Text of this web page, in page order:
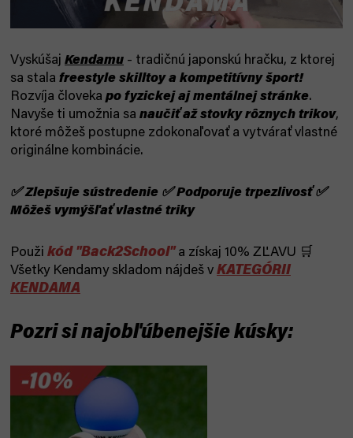
Vyskúšaj Kendamu - tradičnú japonskú hračku, z ktorej
sa stala freestyle skilltoy a kompetitívny šport!
Rozvíja človeka po fyzickej aj mentálnej stránke.
Navyše ti umožnia sa naučiť až stovky rôznych trikov,
ktoré môžeš postupne zdokonaľovať a vytvárať vlastné
originálne kombinácie.
✅ Zlepšuje sústredenie ✅ Podporuje trpezlivosť ✅
Môžeš vymýšľať vlastné triky
Použi kód "Back2School" a získaj 10% ZĽAVU 🛒
Všetky Kendamy skladom nájdeš v KATEGÓRII
KENDAMA
Pozri si najobľúbenejšie kúsky: